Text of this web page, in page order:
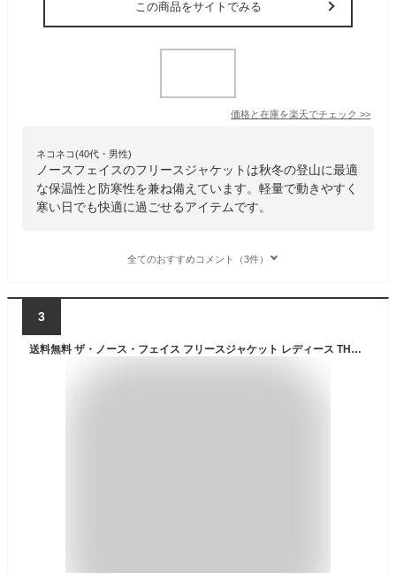
この商品をサイトでみる
価格と在庫を楽天でチェック >>
ネコネコ(40代・男性)
ノースフェイスのフリースジャケットは秋冬の登山に最適
な保温性と防寒性を兼ね備えています。軽量で動きやすく
寒い日でも快適に過ごせるアイテムです。
全てのおすすめコメント（3件）
3
送料無料 ザ・ノース・フェイス フリースジャケット レディース THE NORTH FACE アウトドアウェア 中間 保温着 防寒 アウター レディースウェア 登山 キャンプ デイリー カジュアル 上着 ブラック 黒 秋 冬 ブランド アパレル 服/NLW72304